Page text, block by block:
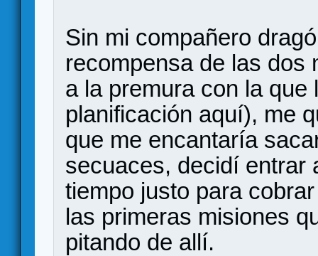
Sin mi compañero
recompensa de las dos
a la premura con la
planificación aquí), me
que me encantaría
secuaces, decidí entrar
tiempo justo para
las primeras misiones
pitando de allí.